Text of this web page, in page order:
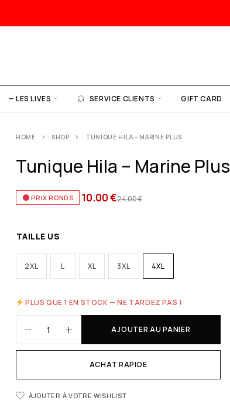
— LES LIVES SERVICE CLIENTS GIFT CARD
HOME SHOP TUNIQUE HILA – MARINE PLUS
Tunique Hila – Marine Plus
PRIX RONDS 24.00€
10.00€
TAILLE US
2XL L XL 3XL 4XL
PLUS QUE 1 EN STOCK — NE TARDEZ PAS !
AJOUTER AU PANIER
ACHAT RAPIDE
AJOUTER À VOTRE WISHLIST